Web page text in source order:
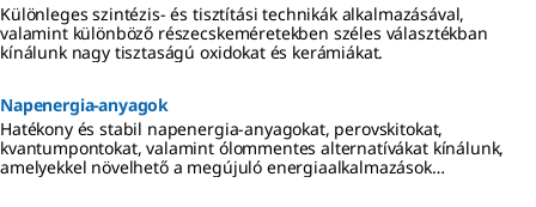
Különleges szintézis- és tisztítási technikák alkalmazásával,
valamint különböző részecskeméretekben széles választékban
kínálunk nagy tisztaságú oxidokat és kerámiákat.
Napenergia-anyagok
Hatékony és stabil napenergia-anyagokat, perovskitokat,
kvantumpontokat, valamint ólommentes alternatívákat kínálunk,
amelyekkel növelhető a megújuló energiaalkalmazások